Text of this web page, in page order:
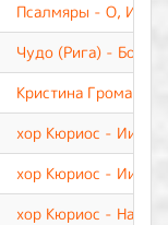
Псалмяры - О, Иисус
Чудо (Рига) - Бог
Кристина
хор Кюриос -
хор Кюриос -
хор Кюриос - Наш